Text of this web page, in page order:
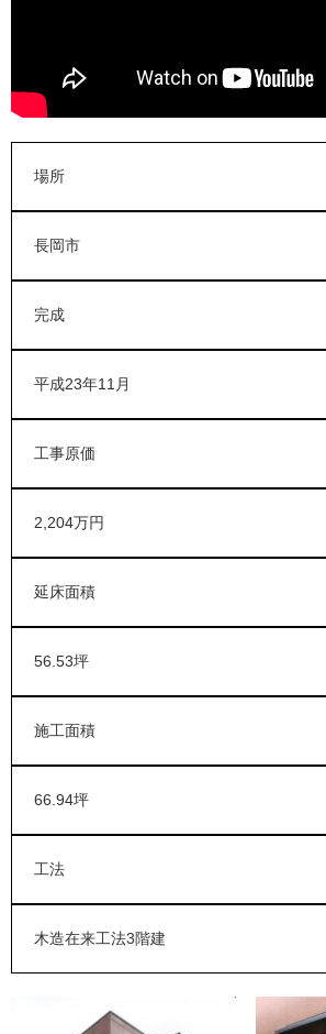
場所
長岡市
完成
平成23年11月
工事原価
2,204万円
延床面積
56.53坪
施工面積
66.94坪
工法
木造在来工法3階建